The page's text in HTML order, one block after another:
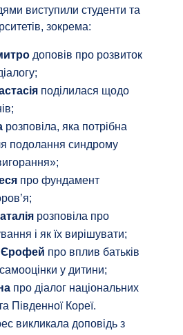
виступили студенти та
зокрема:
доповів про розвиток
поділилася щодо
розповіла, яка потрібна
подолання синдрому
про фундамент
розповіла про
і як їх вирішувати;
про вплив батьків
у дитини;
про діалог національних
Південної Кореї.
викликала доповідь з